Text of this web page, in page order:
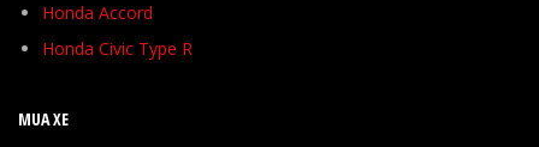
Honda Accord
Honda Civic Type R
MUA XE